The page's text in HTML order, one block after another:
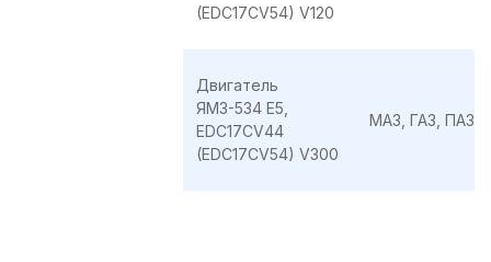
(EDC17CV54) V120
Двигатель
ЯМЗ-534 E5,
EDC17CV44
(EDC17CV54) V300
МАЗ, ГАЗ, ПАЗ